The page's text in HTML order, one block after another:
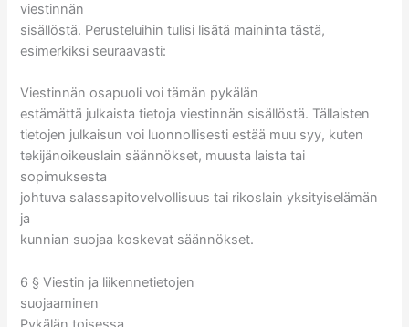
viestinnän
sisällöstä. Perusteluihin tulisi lisätä maininta tästä,
esimerkiksi seuraavasti:
Viestinnän osapuoli voi tämän pykälän
estämättä julkaista tietoja viestinnän sisällöstä. Tällaisten
tietojen julkaisun voi luonnollisesti estää muu syy, kuten
tekijänoikeuslain säännökset, muusta laista tai
sopimuksesta
johtuva salassapitovelvollisuus tai rikoslain yksityiselämän
ja
kunnian suojaa koskevat säännökset.
6 § Viestin ja liikennetietojen
suojaaminen